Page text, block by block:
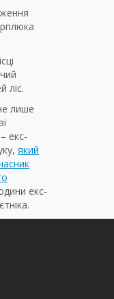
ліс.
лише
екс-
який
екс-